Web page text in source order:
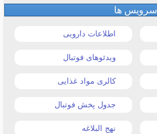
سرویس ها
اطلاعات دارویی
ویدئوهای فوتبال
کالری مواد غذایی
جدول پخش فوتبال
نهج البلاغه